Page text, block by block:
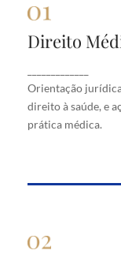
Direito
Orientação
direito à saúde, e
prática médica.
erro
por